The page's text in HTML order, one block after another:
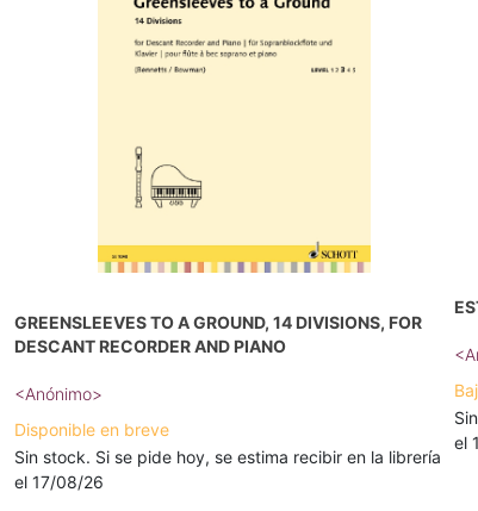
GREENSLEEVES TO A GROUND, 14 DIVISIONS, FOR
DESCANT RECORDER AND PIANO
<Anónimo>
Disponible en breve
Sin stock. Si se pide hoy, se estima recibir en la librería
el 17/08/26
el